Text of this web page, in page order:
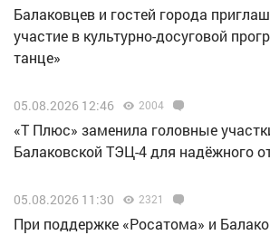
Балаковцев и гостей города
участие в культурно-досуговой
танце»
05.08.2026 12:46 2004
«Т Плюс» заменила головные
Балаковской ТЭЦ-4 для надёжного
05.08.2026 11:30 2321
При поддержке «Росатома» и